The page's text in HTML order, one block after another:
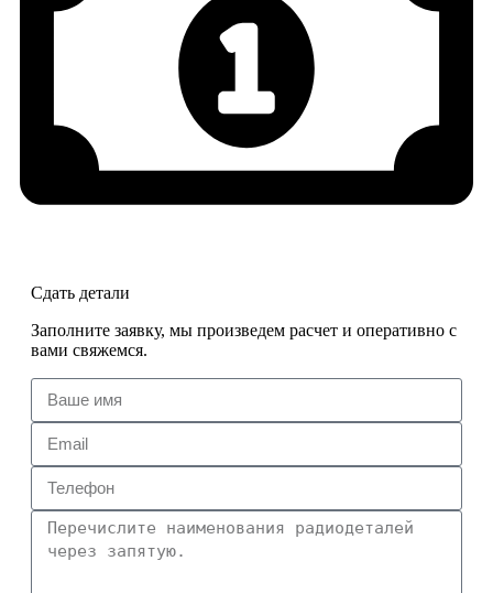
Сдать детали
Заполните заявку, мы произведем расчет и оперативно с
вами свяжемся.